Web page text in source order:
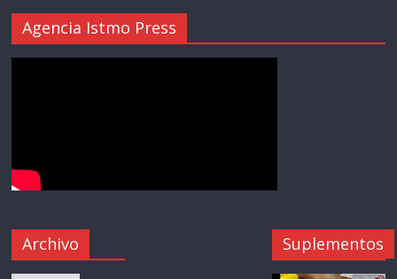
Agencia Istmo Press
Archivo Suplementos